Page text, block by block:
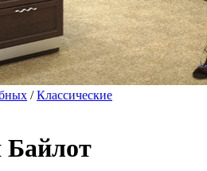
/Классические
Байлот